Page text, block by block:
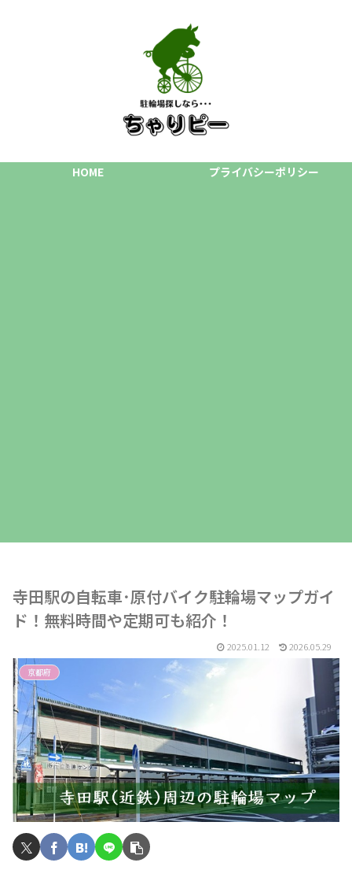
HOME プライバシーポリシー
寺田駅の自転車･原付バイク駐輪場マップガイ
ド！無料時間や定期可も紹介！
2025.01.12 2026.05.29
京都府